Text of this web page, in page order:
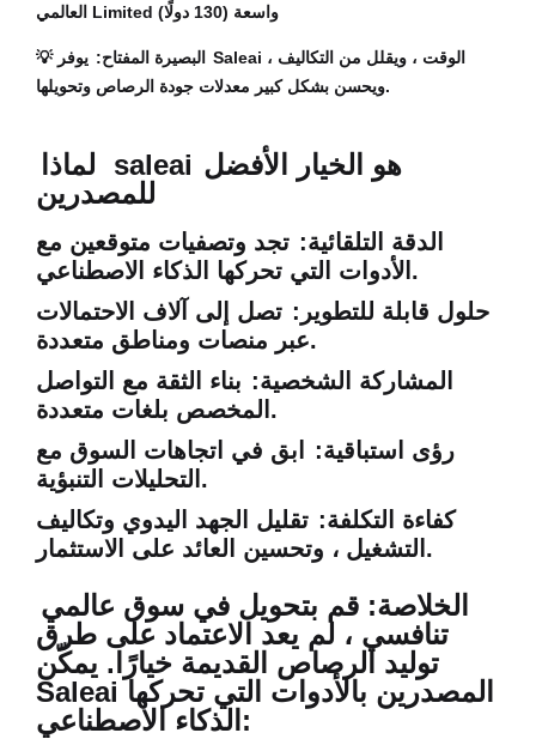
العالمي Limited واسعة (130 دولًا)
💡 البصيرة المفتاح: يوفر Saleai الوقت ، ويقلل من التكاليف ،
ويحسن بشكل كبير معدلات جودة الرصاص وتحويلها.
saleai هو الخيار الأفضل
للمصدرين
الدقة التلقائية: تجد وتصفيات متوقعين مع
الأدوات التي تحركها الذكاء الاصطناعي.
حلول قابلة للتطوير: تصل إلى آلاف الاحتمالات
عبر منصات ومناطق متعددة.
المشاركة الشخصية: بناء الثقة مع التواصل
المخصص بلغات متعددة.
رؤى استباقية:
ابق في اتجاهات السوق مع
التحليلات التنبؤية.
كفاءة التكلفة: تقليل الجهد اليدوي وتكاليف
التشغيل ، وتحسين العائد على الاستثمار.
الخلاصة: قم بتحويل في سوق عالمي
تنافسي ، لم يعد الاعتماد على طرق
توليد الرصاص القديمة خيارًا. يمكّن
Saleai المصدرين بالأدوات التي تحركها
الذكاء الاصطناعي: